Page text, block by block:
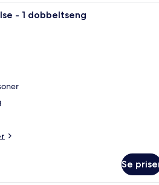
Et hotelværelse med en stor
- 1 dobbeltseng
Se